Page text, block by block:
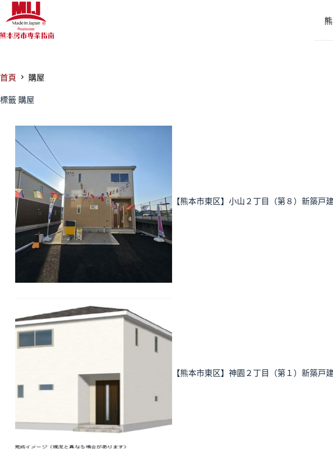
至
主
首頁 購屋
標籤 購屋
【熊本市東区】小山２丁目（第８）新築戸
【熊本市東区】神園２丁目（第１）新築戸